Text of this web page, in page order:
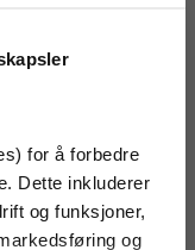
for å forbedre
Dette inkluderer
og funksjoner,
og
eller